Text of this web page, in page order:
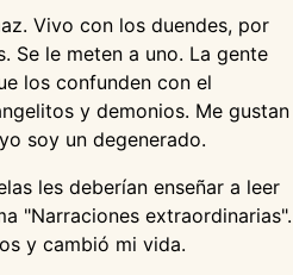
Vivo con los duendes, por
Se le meten a uno. La gente
los confunden con el
y demonios. Me gustan
soy un degenerado.
les deberían enseñar a leer
"Narraciones extraordinarias".
y cambió mi vida.